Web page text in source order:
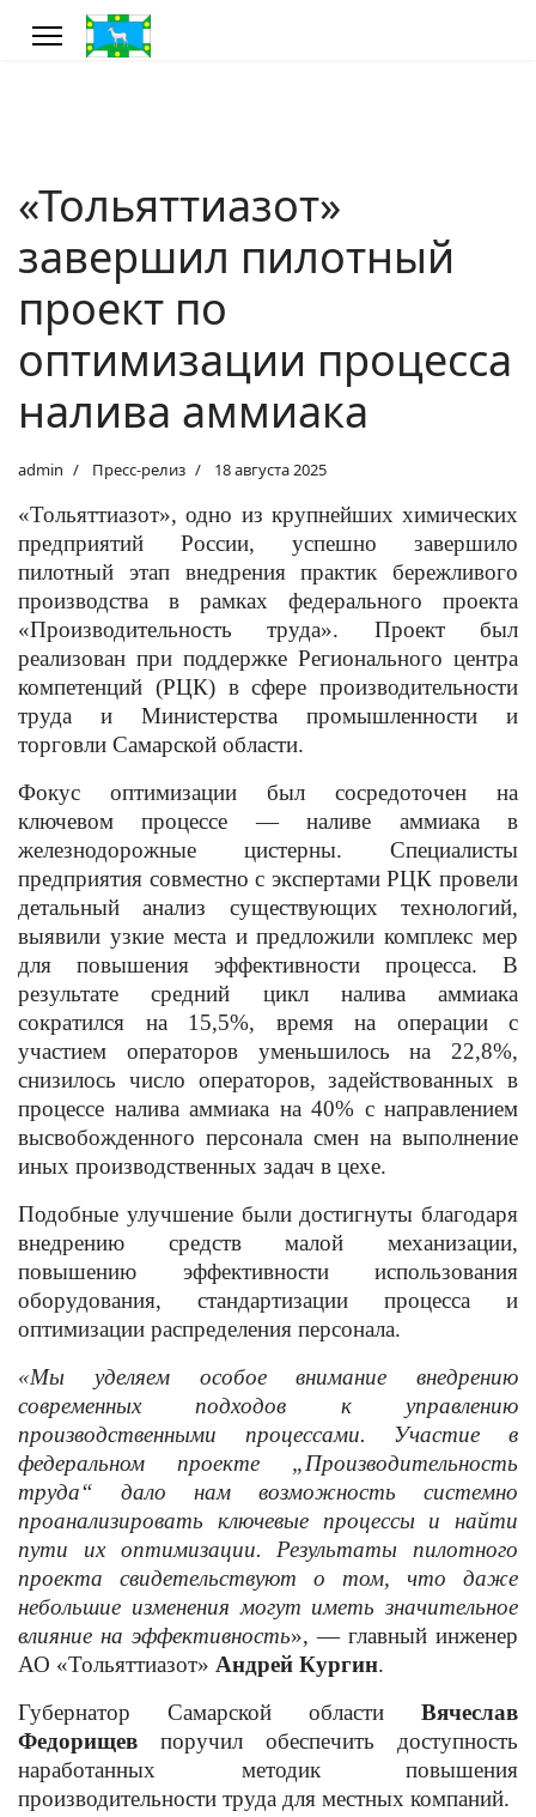
«Тольяттиазот»
завершил пилотный
проект по
оптимизации процесса
налива аммиака
admin Пресс-релиз 18 августа 2025
«Тольяттиазот», одно из крупнейших химических
предприятий России, успешно завершило
пилотный этап внедрения практик бережливого
производства в рамках федерального проекта
«Производительность труда». Проект был
реализован при поддержке Регионального центра
компетенций (РЦК) в сфере производительности
труда и Министерства промышленности и
торговли Самарской области.
Фокус оптимизации был сосредоточен на
ключевом процессе — наливе аммиака в
железнодорожные цистерны. Специалисты
предприятия совместно с экспертами РЦК провели
детальный анализ существующих технологий,
выявили узкие места и предложили комплекс мер
для повышения эффективности процесса. В
результате средний цикл налива аммиака
сократился на 15,5%, время на операции с
участием операторов уменьшилось на 22,8%,
снизилось число операторов, задействованных в
процессе налива аммиака на 40% с направлением
высвобожденного персонала смен на выполнение
иных производственных задач в цехе.
Подобные улучшение были достигнуты благодаря
внедрению средств малой механизации,
повышению эффективности использования
оборудования, стандартизации процесса и
оптимизации распределения персонала.
«Мы уделяем особое внимание внедрению
современных подходов к управлению
производственными процессами. Участие в
федеральном проекте „Производительность
труда“ дало нам возможность системно
проанализировать ключевые процессы и найти
пути их оптимизации. Результаты пилотного
проекта свидетельствуют о том, что даже
небольшие изменения могут иметь значительное
влияние на эффективность», — главный инженер
АО «Тольяттиазот» Андрей Кургин.
Губернатор Самарской области Вячеслав
Федорищев поручил обеспечить доступность
наработанных методик повышения
производительности труда для местных компаний.